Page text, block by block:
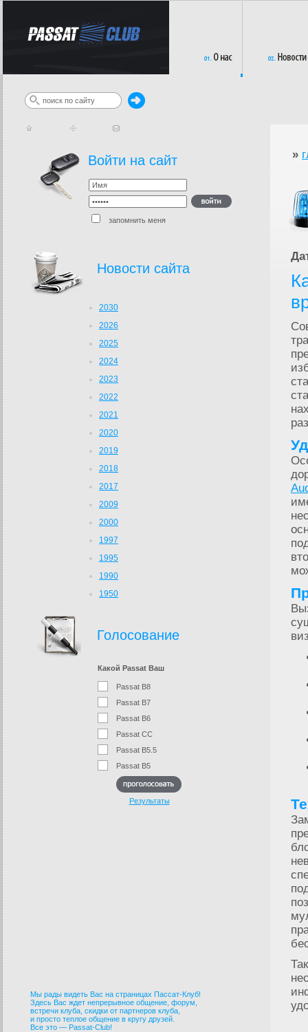
Войти на сайт
запомнить меня
Новости сайта
2030
2026
2025
2024
2023
2022
2021
2020
2019
2018
2017
2009
2000
1997
1995
1990
1950
Голосование
Какой Passat Ваш
Passat B8
Passat B7
Passat B6
Passat CC
Passat B5.5
Passat B5
Результаты
Мы рады видеть Вас на страницах Пассат-Клуб!
Здесь Вас ждет непрерывное общение, форум,
встречи клуба, скидки от партнеров клуба,
и просто теплое общение в кругу друзей.
Все это — Passat-Club!
»